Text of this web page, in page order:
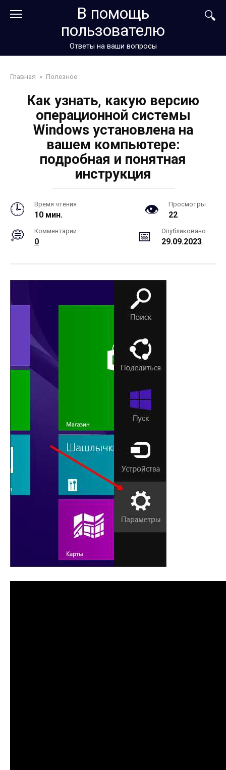
В помощь
пользователю
Ответы на ваши вопросы
Главная » Полезное
Как узнать, какую версию
операционной системы
Windows установлена на
вашем компьютере:
подробная и понятная
инструкция
Время чтения
10 мин.
Просмотры
22
Комментарии
0
Опубликовано
29.09.2023